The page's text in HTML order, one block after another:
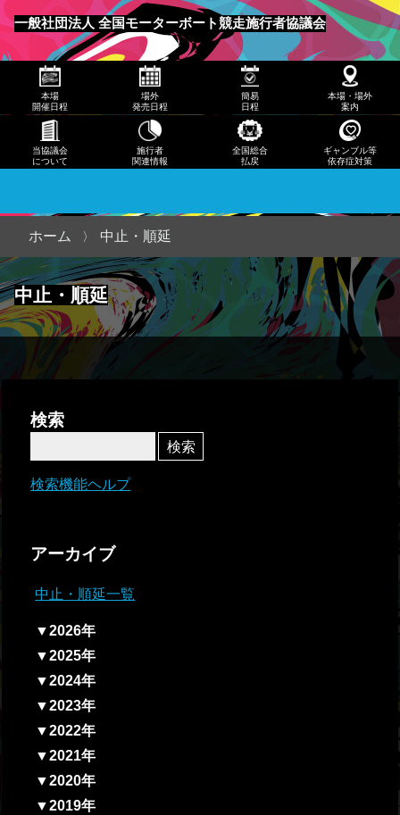
一般社団法人 全国モーターボート競走施行者協議会
メニュー
発売
日程
日程
本
場・
当協
議会
につ
いて
本場
開催日程
場外
発売日程
簡易
日程
本場・場外
案内
当協議会
について
施行者
関連情報
全国総合
払戻
ギャンブル等
依存症対策
中止・順延
ホーム 中止・順延
検索
検索機能ヘルプ
アーカイブ
中止・順延一覧
▼2026年
▼2025年
▼2024年
▼2023年
▼2022年
▼2021年
▼2020年
▼2019年